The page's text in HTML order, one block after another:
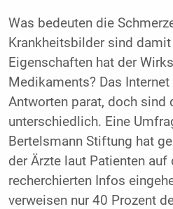
Was bedeuten die
Krankheitsbilder sind
Eigenschaften hat der
Medikaments? Das
Antworten parat, doch
unterschiedlich. Eine
Bertelsmann Stiftung hat
der Ärzte laut Patienten
recherchierten Infos
verweisen nur 40 Prozent